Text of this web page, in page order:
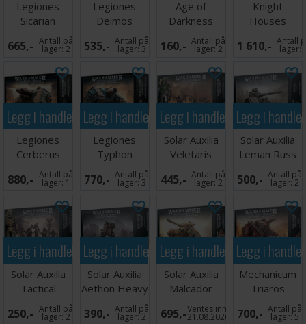
Legiones
Sicarian
Venator Tank
Hunter
665,- Antall på
lager:2
Legiones
Deimos
Predator
Battle Tank
535,- Antall på
lager:3
Age of
Darkness
Reference
Cards
160,- Antall på
lager:2
Knight
Houses
Cerastus
Knight Lancer
1 610,- Antall
lager:
Legg i handlekurven
Legiones
Cerberus
Heavy Tank
Destroyer
880,- Antall på
lager:1
Legg i handlekurven
Legiones
Typhon
Heavy Siege
Tank
770,- Antall på
lager:3
Legg i handlekurven
Solar Auxilia
Veletaris
Storm Section
445,- Antall på
lager:2
Legg i
Solar Auxilia
Leman Russ
Strike Tank
500,- Antall på
lager:2
Legg i handlekurven
Solar Auxilia
Tactical
Command
Section
250,- Antall på
lager:2
Legg i handlekurven
Solar Auxilia
Aethon Heavy
Sentinel
390,- Antall på
lager:2
Legg i handlekurven
Solar Auxilia
Malcador
Heavy Tank
695,-Ventes inn
21.08.2026
Legg i
Mechanicum
Triaros
Armoured
Conveyor
700,- Antall på
lager:5